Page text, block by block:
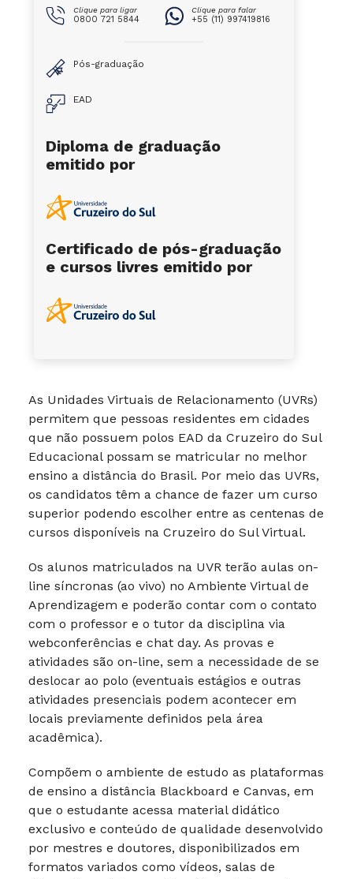
As Unidades Virtuais de Relacionamento (UVRs)
permitem que pessoas residentes em cidades
que não possuem polos EAD da Cruzeiro do Sul
Educacional possam se matricular no melhor
ensino a distância do Brasil. Por meio das UVRs,
os candidatos têm a chance de fazer um curso
superior podendo escolher entre as centenas de
cursos disponíveis na Cruzeiro do Sul Virtual.
Os alunos matriculados na UVR terão aulas on-
line síncronas (ao vivo) no Ambiente Virtual de
Aprendizagem e poderão contar com o contato
com o professor e o tutor da disciplina via
webconferências e chat day. As provas e
atividades são on-line, sem a necessidade de se
deslocar ao polo (eventuais estágios e outras
atividades presenciais podem acontecer em
locais previamente definidos pela área
acadêmica).
Compõem o ambiente de estudo as plataformas
de ensino a distância Blackboard e Canvas, em
que o estudante acessa material didático
exclusivo e conteúdo de qualidade desenvolvido
por mestres e doutores, disponibilizados em
formatos variados como vídeos, salas de
Clique para ligar
0800 721 5844
Clique para falar
+55 (11) 997419816
Pós-graduação
EAD
Diploma de graduação
emitido por
Certificado de pós-graduação
e cursos livres emitido por